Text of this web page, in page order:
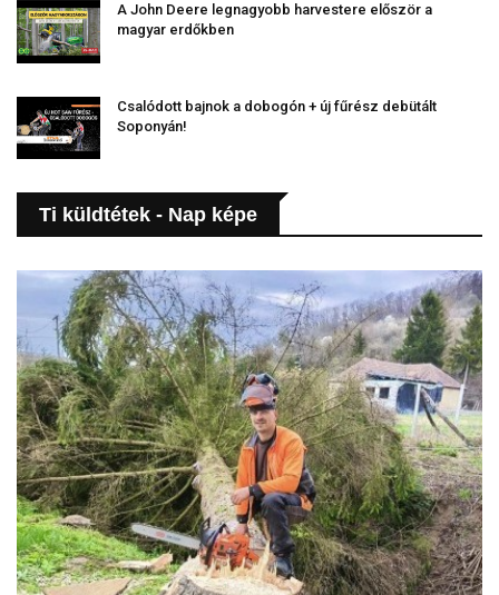
A John Deere legnagyobb harvestere először a
magyar erdőkben
Csalódott bajnok a dobogón + új fűrész debütált
Soponyán!
Ti küldtétek - Nap képe